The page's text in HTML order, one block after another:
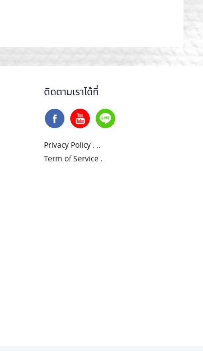
ติดตามเราได้ที่
Privacy Policy . ..
Term of Service .